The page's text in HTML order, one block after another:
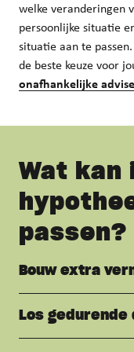
welke veranderingen
persoonlijke situatie
situatie aan te
de beste keuze voor
onafhankelijke
Wat kan
passen?
Bouw extra
Los